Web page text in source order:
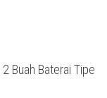
Buah Baterai Tipe